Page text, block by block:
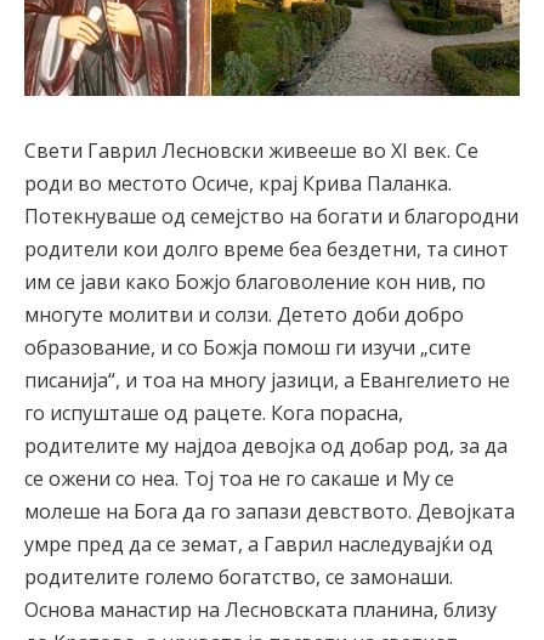
Свети Гаврил Лесновски живееше во XI век. Се
роди во местото Осиче, крај Крива Паланка.
Потекнуваше од семејство на богати и благородни
родители кои долго време беа бездетни, та синот
им се јави како Божјо благоволение кон нив, по
многуте молитви и солзи. Детето доби добро
образование, и со Божја помош ги изучи „сите
писанија“, и тоа на многу јазици, а Евангелието не
го испушташе од рацете. Кога порасна,
родителите му најдоа девојка од добар род, за да
се ожени со неа. Тој тоа не го сакаше и Му се
молеше на Бога да го запази девството. Девојката
умре пред да се земат, а Гаврил наследувајќи од
родителите големо богатство, се замонаши.
Основа манастир на Лесновската планина, близу